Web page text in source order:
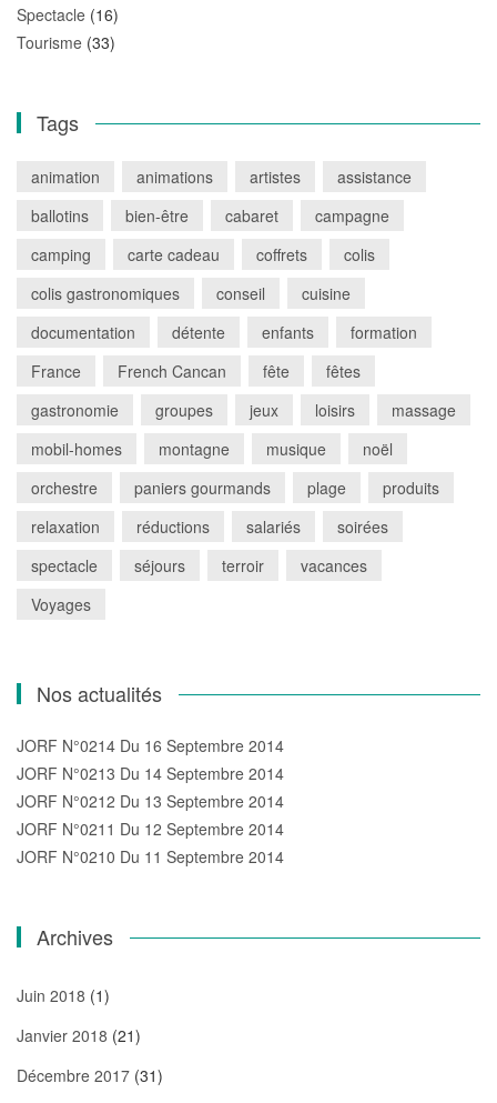
Spectacle (16)
Tourisme (33)
Tags
animation animations artistes
assistance
ballotins
bien-être cabaret
campagne
camping
carte cadeau coffrets
colis
colis gastronomiques
conseil
cuisine
documentation
détente enfants
formation
France
French Cancan fête
fêtes
gastronomie
groupes jeux loisirs
massage
mobil-homes
montagne musique
noël
orchestre
paniers gourmands plage
produits
relaxation
réductions salariés
soirées
spectacle
séjours terroir
vacances
Voyages
Nos actualités
JORF N°0214 Du 16 Septembre 2014
JORF N°0213 Du 14 Septembre 2014
JORF N°0212 Du 13 Septembre 2014
JORF N°0211 Du 12 Septembre 2014
JORF N°0210 Du 11 Septembre 2014
Archives
Juin 2018 (1)
Janvier 2018 (21)
Décembre 2017 (31)